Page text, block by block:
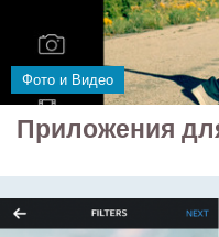
Фото и Видео
Приложения